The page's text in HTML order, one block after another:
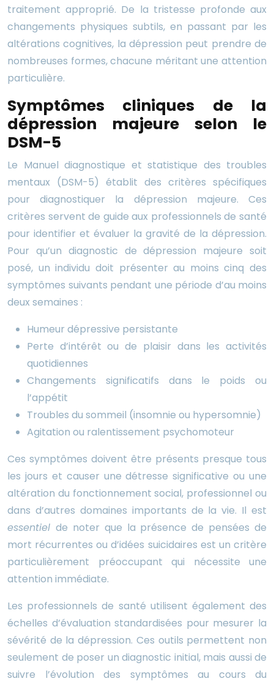
traitement approprié. De la tristesse profonde aux
changements physiques subtils, en passant par les
altérations cognitives, la dépression peut prendre de
nombreuses formes, chacune méritant une attention
particulière.
Symptômes cliniques de la
dépression majeure selon le
DSM-5
Le Manuel diagnostique et statistique des troubles
mentaux (DSM-5) établit des critères spécifiques
pour diagnostiquer la dépression majeure. Ces
critères servent de guide aux professionnels de santé
pour identifier et évaluer la gravité de la dépression.
Pour qu’un diagnostic de dépression majeure soit
posé, un individu doit présenter au moins cinq des
symptômes suivants pendant une période d’au moins
deux semaines :
Humeur dépressive persistante
Perte d’intérêt ou de plaisir dans les activités
quotidiennes
Changements significatifs dans le poids ou
l’appétit
Troubles du sommeil (insomnie ou hypersomnie)
Agitation ou ralentissement psychomoteur
Ces symptômes doivent être présents presque tous
les jours et causer une détresse significative ou une
altération du fonctionnement social, professionnel ou
dans d’autres domaines importants de la vie. Il est
essentiel de noter que la présence de pensées de
mort récurrentes ou d’idées suicidaires est un critère
particulièrement préoccupant qui nécessite une
attention immédiate.
Les professionnels de santé utilisent également des
échelles d’évaluation standardisées pour mesurer la
sévérité de la dépression. Ces outils permettent non
seulement de poser un diagnostic initial, mais aussi de
suivre l’évolution des symptômes au cours du